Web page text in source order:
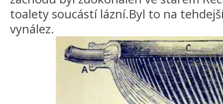
toalety soucástí lázní.Byl to na
vynález.